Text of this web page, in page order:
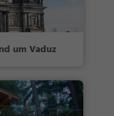
um Vaduz